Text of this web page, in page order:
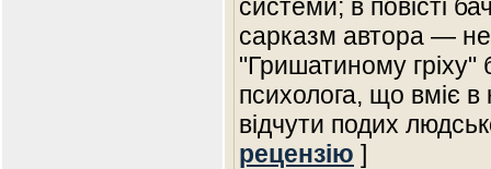
системи; в повісті
сарказм автора —
"Гришатиному гріху"
психолога, що вміє
відчути подих
рецензію ]